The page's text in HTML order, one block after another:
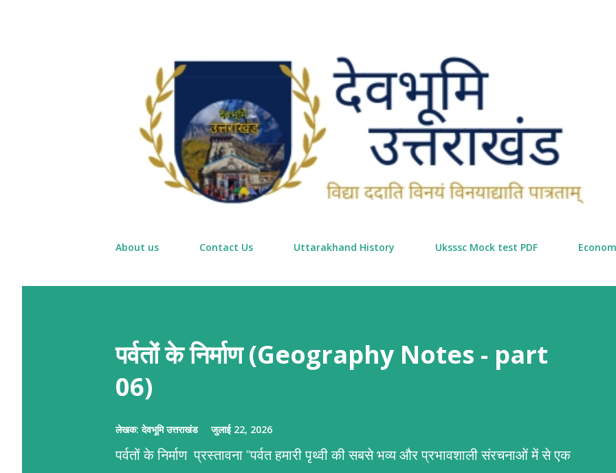
About us Contact Us Uttarakhand History Uksssc Mock test PDF
पर्वतों के निर्माण (Geography Notes - part
06)
लेखक:देवभूमि उत्तराखंड जुलाई 22, 2026
पर्वतों के निर्माण प्रस्तावना "पर्वत हमारी पृथ्वी की सबसे भव्य और प्रभावशाली संरचनाओं में से एक